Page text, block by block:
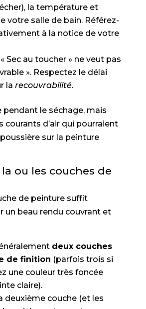
la température et
votre salle de bain. Référez-
à la notice de votre
Sec au toucher » ne veut pas
». Respectez le délai
la recouvrabilité.
pendant le séchage, mais
courants d’air qui pourraient
sur la peinture
ou les couches de
de peinture suffit
un beau rendu couvrant et
deux couches
de finition (parfois trois si
une couleur très foncée
claire).
deuxième couche (et les